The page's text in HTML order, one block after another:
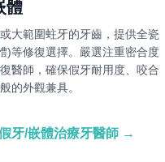
體
大範圍蛀牙的牙齒，提供全瓷
)等修復選擇。嚴選注重密合度
醫師，確保假牙耐用度、咬合
的外觀兼具。
牙/嵌體治療牙醫師 →